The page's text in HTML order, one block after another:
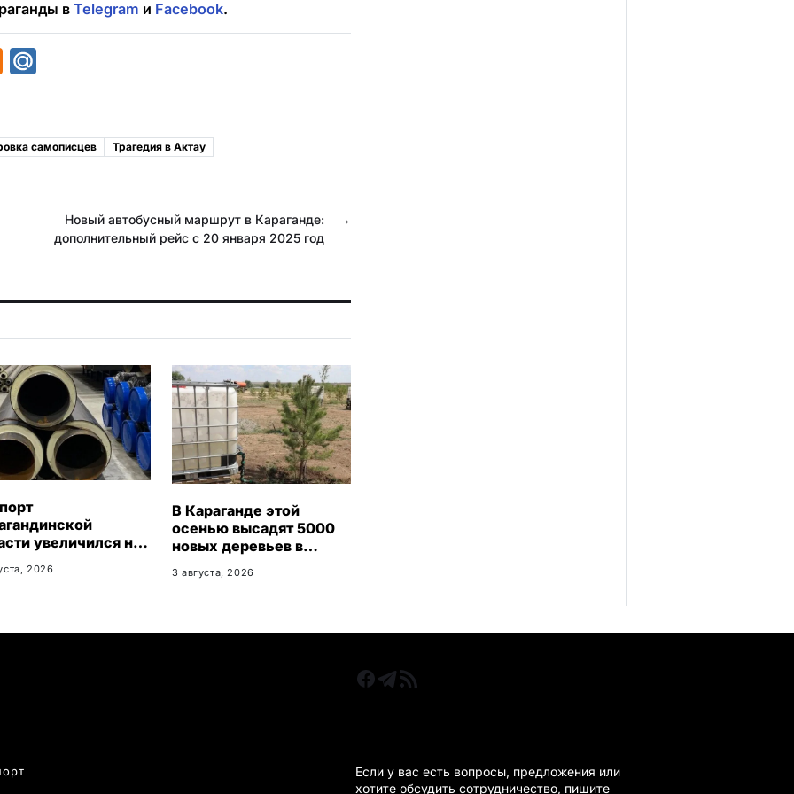
вTelegram и Facebook.
o
n
i
l
самописцев Трагедия в Актау
→
Новый автобусный маршрут в Караганде:
дополнительный рейс с 20 января 2025 год
увеличился на
рынки
2026
В Караганде этой
осенью высадят 5000
новых деревьев в
3 августа, 2026
Если у вас есть вопросы, предложения или
хотите обсудить сотрудничество, пишите